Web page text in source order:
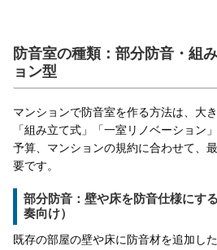
防音室の種類：部分防音・組
ョン型
マンションで防音室を作る方法は、大
「組み立て式」「一室リノベーション
予算、マンションの規約に合わせて、
要です。
部分防音：壁や床を防音仕様にす
奏向け）
既存の部屋の壁や床に防音材を追加し